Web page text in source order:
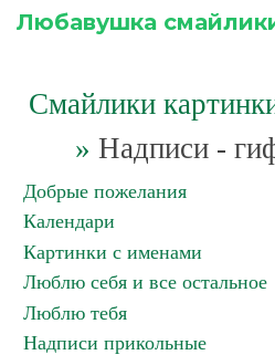
Любавушка
Смайлики
» Надписи -
Добрые пожелания
Календари
Картинки с именами
Люблю себя и все остальное
Люблю тебя
Надписи прикольные